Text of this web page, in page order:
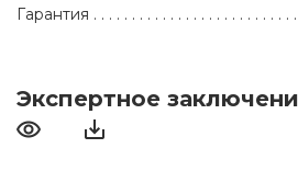
Гарантия
Экспертное